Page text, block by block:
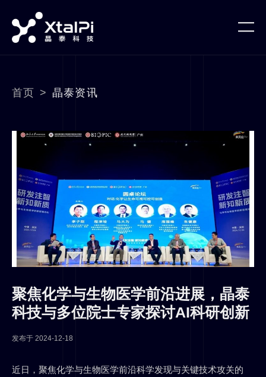
首页 > 晶泰资讯
聚焦化学与生物医学前沿进展，晶泰
科技与多位院士专家探讨AI科研创新
发布于 2024-12-18
近日，聚焦化学与生物医学前沿科学发现与关键技术攻关的